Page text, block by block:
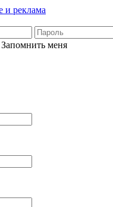
и реклама
Запомнить меня